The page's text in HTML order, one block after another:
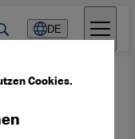
DE
Cookies.